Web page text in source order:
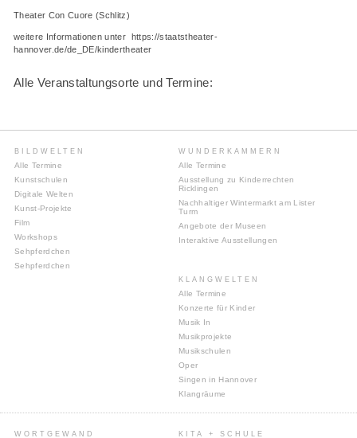
Theater Con Cuore (Schlitz)
weitere Informationen unter https://staatstheater-
hannover.de/de_DE/kindertheater
Alle Veranstaltungsorte und Termine:
BILDWELTEN
Alle Termine
Kunstschulen
Digitale Welten
Kunst-Projekte
Film
Workshops
Sehpferdchen
Sehpferdchen
WUNDERKAMMERN
Alle Termine
Ausstellung zu Kinderrechten
Ricklingen
Nachhaltiger Wintermarkt am Lister
Turm
Angebote der Museen
Interaktive Ausstellungen
KLANGWELTEN
Alle Termine
Konzerte für Kinder
Musik In
Musikprojekte
Musikschulen
Oper
Singen in Hannover
Klangräume
WORTGEWAND KITA + SCHULE